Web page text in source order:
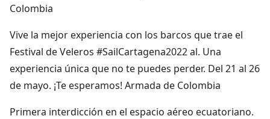
Colombia
Vive la mejor experiencia con los barcos que trae el
Festival de Veleros #SailCartagena2022 al. Una
experiencia única que no te puedes perder. Del 21 al 26
de mayo. ¡Te esperamos! Armada de Colombia
Primera interdicción en el espacio aéreo ecuatoriano.